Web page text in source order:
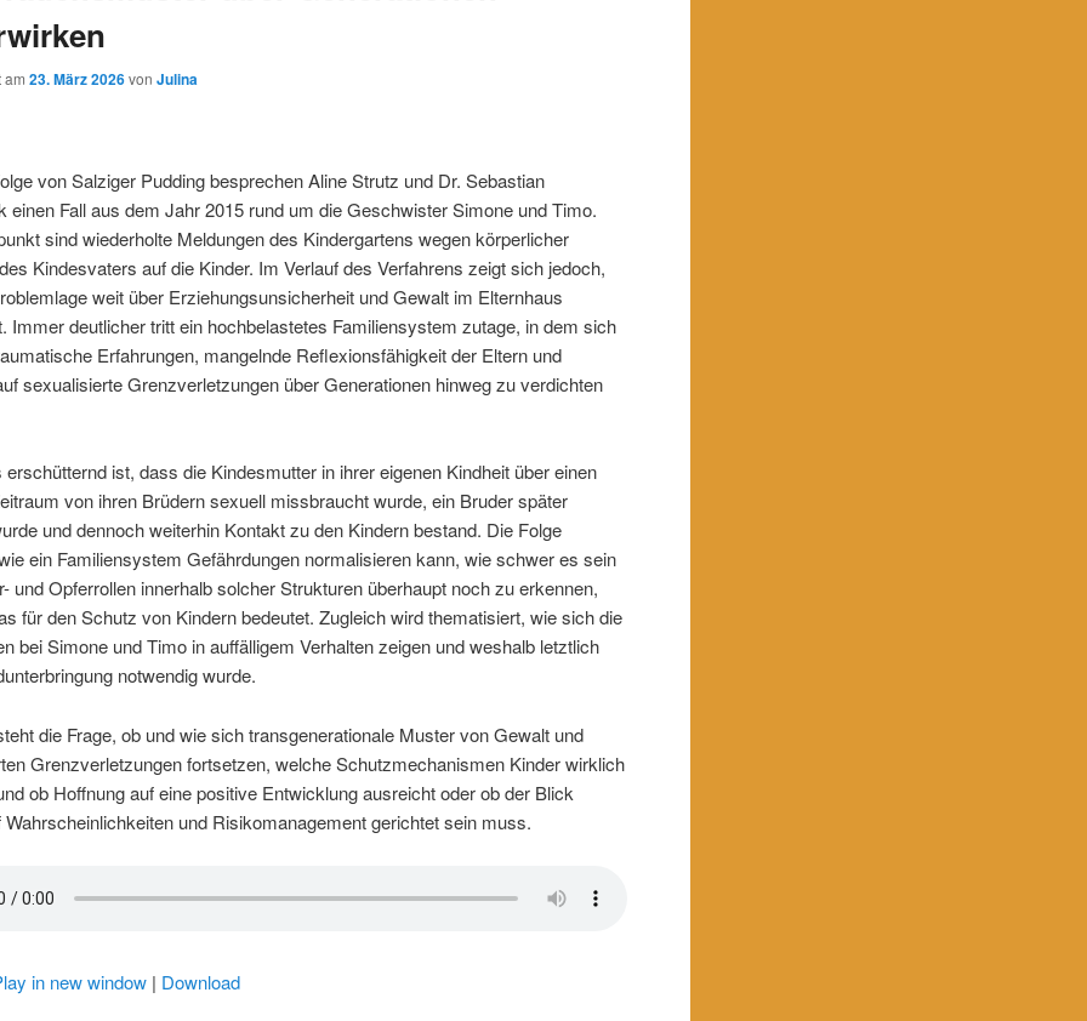
am23. März 2026 vonJulina
von Salziger Pudding besprechen Aline Strutz und Dr. Sebastian
einen Fall aus dem Jahr 2015 rund um die Geschwister Simone und Timo.
sind wiederholte Meldungen des Kindergartens wegen körperlicher
Kindesvaters auf die Kinder. Im Verlauf des Verfahrens zeigt sich jedoch,
weit über Erziehungsunsicherheit und Gewalt im Elternhaus
Immer deutlicher tritt ein hochbelastetes Familiensystem zutage, in dem sich
Erfahrungen, mangelnde Reflexionsfähigkeit der Eltern und
sexualisierte Grenzverletzungen über Generationen hinweg zu verdichten
erschütternd ist, dass die Kindesmutter in ihrer eigenen Kindheit über einen
von ihren Brüdern sexuell missbraucht wurde, ein Bruder später
und dennoch weiterhin Kontakt zu den Kindern bestand. Die Folge
ein Familiensystem Gefährdungen normalisieren kann, wie schwer es sein
und Opferrollen innerhalb solcher Strukturen überhaupt noch zu erkennen,
für den Schutz von Kindern bedeutet. Zugleich wird thematisiert, wie sich die
bei Simone und Timo in auffälligem Verhalten zeigen und weshalb letztlich
notwendig wurde.
die Frage, ob und wie sich transgenerationale Muster von Gewalt und
Grenzverletzungen fortsetzen, welche Schutzmechanismen Kinder wirklich
ob Hoffnung auf eine positive Entwicklung ausreicht oder ob der Blick
und Risikomanagement gerichtet sein muss.
in new window | Download